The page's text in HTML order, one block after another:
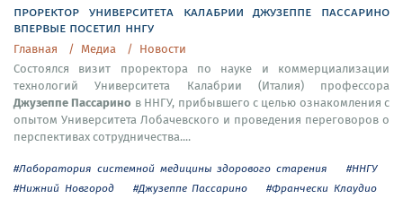
проректор университета калабрии джузеппе пассарино
впервые посетил ннгу
Главная Медиа
Новости
Состоялся визит проректора по науке и коммерциализации
технологий Университета Калабрии (Италия) профессора
Джузеппе Пассарино в ННГУ, прибывшего с целью ознакомления с
опытом Университета Лобачевского и проведения переговоров о
перспективах сотрудничества....
#Лаборатория системной медицины здорового старения
#ННГУ
#Нижний Новгород
#Джузеппе Пассарино
#Франчески Клаудио